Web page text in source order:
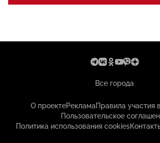
Все города
О проектеРекламаПравила участия
Пользовательское
Политика использования cookies